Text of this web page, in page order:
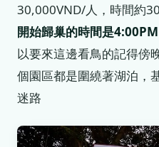
30,000VND/人，時間約
開始歸巢的時間是4:00PM
以要來這邊看鳥的記得傍
個園區都是圍繞著湖泊，
迷路